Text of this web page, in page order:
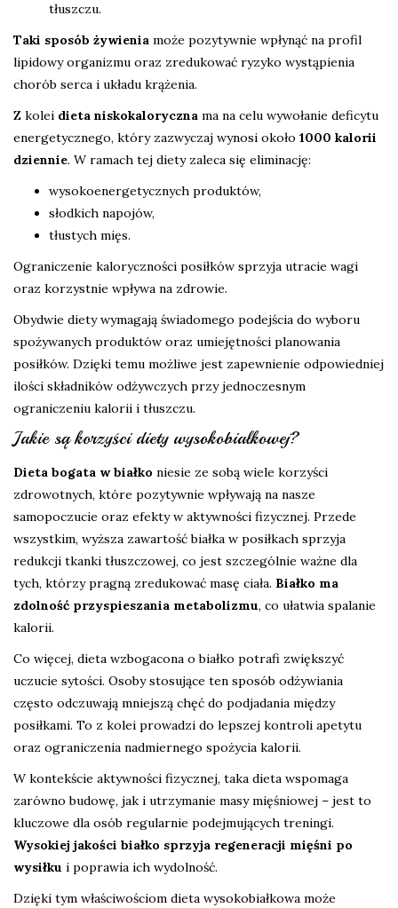
tłuszczu.
Taki sposób żywienia może pozytywnie wpłynąć na profil
lipidowy organizmu oraz zredukować ryzyko wystąpienia
chorób serca i układu krążenia.
Z kolei dieta niskokaloryczna ma na celu wywołanie deficytu
energetycznego, który zazwyczaj wynosi około 1000 kalorii
dziennie. W ramach tej diety zaleca się eliminację:
wysokoenergetycznych produktów,
słodkich napojów,
tłustych mięs.
Ograniczenie kaloryczności posiłków sprzyja utracie wagi
oraz korzystnie wpływa na zdrowie.
Obydwie diety wymagają świadomego podejścia do wyboru
spożywanych produktów oraz umiejętności planowania
posiłków. Dzięki temu możliwe jest zapewnienie odpowiedniej
ilości składników odżywczych przy jednoczesnym
ograniczeniu kalorii i tłuszczu.
Jakie są korzyści diety wysokobiałkowej?
Dieta bogata w białko niesie ze sobą wiele korzyści
zdrowotnych, które pozytywnie wpływają na nasze
samopoczucie oraz efekty w aktywności fizycznej. Przede
wszystkim, wyższa zawartość białka w posiłkach sprzyja
redukcji tkanki tłuszczowej, co jest szczególnie ważne dla
tych, którzy pragną zredukować masę ciała. Białko ma
zdolność przyspieszania metabolizmu, co ułatwia spalanie
kalorii.
Co więcej, dieta wzbogacona o białko potrafi zwiększyć
uczucie sytości. Osoby stosujące ten sposób odżywiania
często odczuwają mniejszą chęć do podjadania między
posiłkami. To z kolei prowadzi do lepszej kontroli apetytu
oraz ograniczenia nadmiernego spożycia kalorii.
W kontekście aktywności fizycznej, taka dieta wspomaga
zarówno budowę, jak i utrzymanie masy mięśniowej – jest to
kluczowe dla osób regularnie podejmujących treningi.
Wysokiej jakości białko sprzyja regeneracji mięśni po
wysiłku i poprawia ich wydolność.
Dzięki tym właściwościom dieta wysokobiałkowa może